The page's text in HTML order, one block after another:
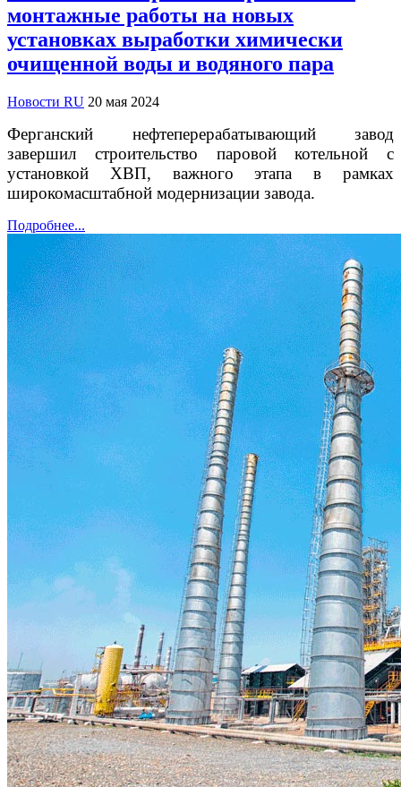
монтажные работы на новых
установках выработки химически
очищенной воды и водяного пара
Новости RU 20 мая 2024
Ферганский нефтеперерабатывающий завод
завершил строительство паровой котельной с
установкой ХВП, важного этапа в рамках
широкомасштабной модернизации завода.
Подробнее...